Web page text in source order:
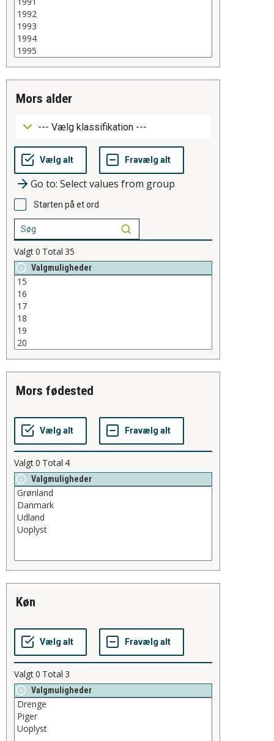
mors alder
Go to: Select values from group
Starten på et ord
Valgt0 Total 35
Valgmuligheder
mors fødested
Valgt0 Total 4
Valgmuligheder
køn
Valgt0 Total 3
Valgmuligheder